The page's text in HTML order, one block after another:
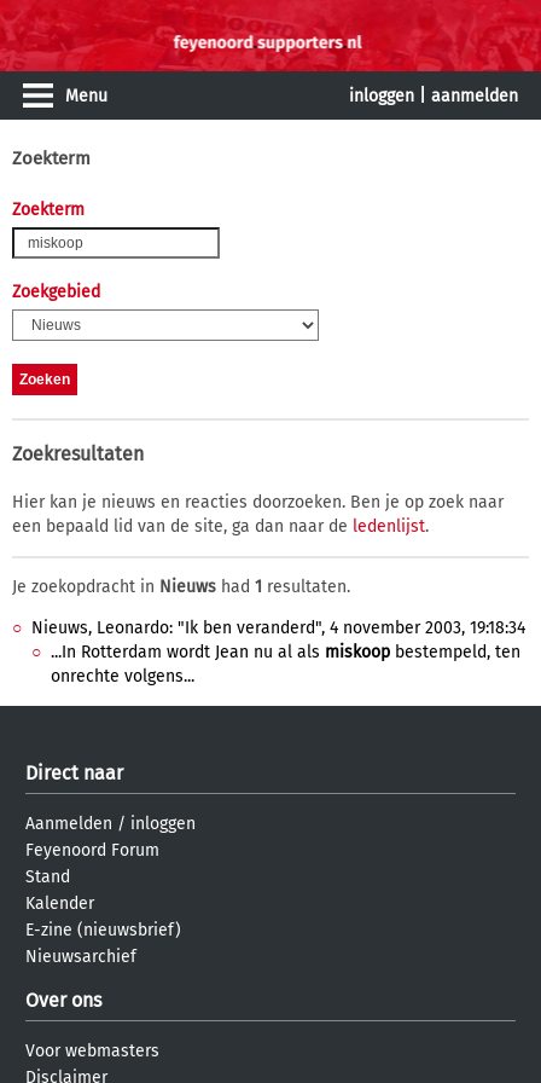
Menu inloggen aanmelden
Zoekterm
Zoekterm
Zoekgebied
Zoekresultaten
Hier kan je nieuws en reacties doorzoeken. Ben je op zoek naar
een bepaald lid van de site, ga dan naar de ledenlijst.
Je zoekopdracht in Nieuws had 1 resultaten.
Nieuws, Leonardo: "Ik ben veranderd", 4 november 2003, 19:18:34
...In Rotterdam wordt Jean nu al als miskoop bestempeld, ten
onrechte volgens...
Direct naar
Aanmelden / inloggen
Feyenoord Forum
Stand
Kalender
E-zine (nieuwsbrief)
Nieuwsarchief
Over ons
Voor webmasters
Disclaimer